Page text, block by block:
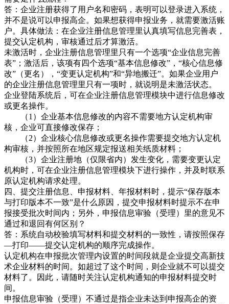
答：企业注册获得了用户名和密码，表明可以登录进入系统，
并不是说可以申报高企。如果想获得申报业务，就需要激活账
户。具体做法：在企业注册信息管理里认真填写信息完善表，
提交认定机构，审核通过后才算激活。
未激活时，企业注册信息管理里只有一个选项“企业信息完善
表”；激活后，该项有四个选项“基本信息修改”，“核心信息修
改”（更名），“变更认定机构”和“异地搬迁”。如果企业用户
的企业注册信息管理里只有一项时，就说明是未激活状态。
企业登陆系统后，可在企业注册信息管理模块中进行信息修改
或更名操作。
（1）企业基本信息修改的内容不需要地方认定机构审
核，企业可直接修改保存；
（2）企业核心信息修改或更名操作需要提交地方认定机
构审核，并按照所在地区规定报送相关纸质材料；
（3）企业注册地（仅限省内）发生变化，需要变更认定
机构时，可在企业注册信息管理模块下进行操作，并及时联系
原认定机构请求处理。
四、提交注册信息、申报材料、年报材料时，提示“保存版本
与打印版本不一致”是什么原因，提交申报材料时提示不在申
报接受批次时间内；另外，申报信息审验（受理）里的意见不
通过和退回有何区别？
答：系统自动校验填写材料和提交材料的一致性，请按照保存
—打印——提交认定机构的顺序完成操作。
认定机构在申报批次管理内设置的时间段就是企业提交高新技
术企业材料的时间。如超过了这个时间，则企业就不可以提交
材料了。因此，请随时关注认定机构通知的申报材料提交时
间。
申报信息审验（受理）不通过是指企业未达到申报高企的资